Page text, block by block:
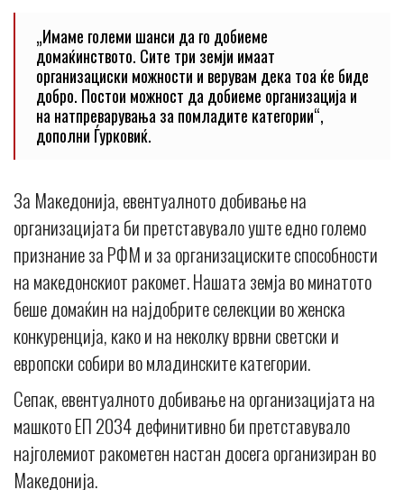
„Имаме големи шанси да го добиеме
домаќинството. Сите три земји имаат
организациски можности и верувам дека тоа ќе биде
добро. Постои можност да добиеме организација и
на натпреварувања за помладите категории“,
дополни Ѓурковиќ.
За Македонија, евентуалното добивање на
организацијата би претставувало уште едно големо
признание за РФМ и за организациските способности
на македонскиот ракомет. Нашата земја во минатото
беше домаќин на најдобрите селекции во женска
конкуренција, како и на неколку врвни светски и
европски собири во младинските категории.
Сепак, евентуалното добивање на организацијата на
машкото ЕП 2034 дефинитивно би претставувало
најголемиот ракометен настан досега организиран во
Македонија.